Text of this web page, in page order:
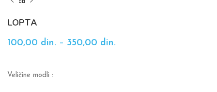
LOPTA
100,00 din. – 350,00 din.
Veličine modli :